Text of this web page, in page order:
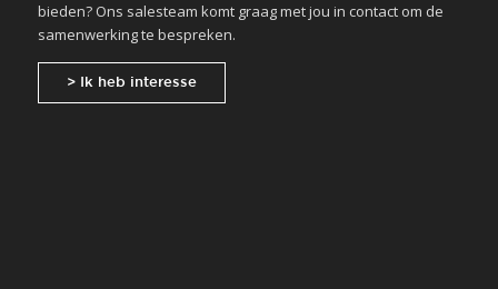
bieden? Ons salesteam komt graag met jou in contact om de
samenwerking te bespreken.
> Ik heb interesse